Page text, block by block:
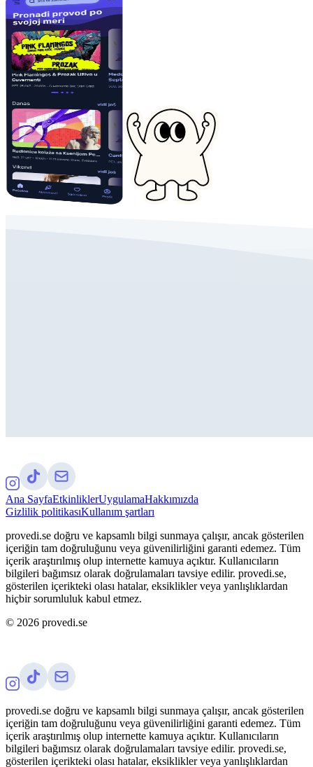
Ana SayfaEtkinliklerUygulamaHakkımızda
Gizlilik politikasıKullanım şartları
provedi.se doğru ve kapsamlı bilgi sunmaya çalışır, ancak gösterilen
içeriğin tam doğruluğunu veya güvenilirliğini garanti edemez. Tüm
içerik araştırılmış olup internette kamuya açıktır. Kullanıcıların
bilgileri bağımsız olarak doğrulamaları tavsiye edilir. provedi.se,
gösterilen içerikteki olası hatalar, eksiklikler veya yanlışlıklardan
hiçbir sorumluluk kabul etmez.
© 2026 provedi.se
provedi.se doğru ve kapsamlı bilgi sunmaya çalışır, ancak gösterilen
içeriğin tam doğruluğunu veya güvenilirliğini garanti edemez. Tüm
içerik araştırılmış olup internette kamuya açıktır. Kullanıcıların
bilgileri bağımsız olarak doğrulamaları tavsiye edilir. provedi.se,
gösterilen içerikteki olası hatalar, eksiklikler veya yanlışlıklardan